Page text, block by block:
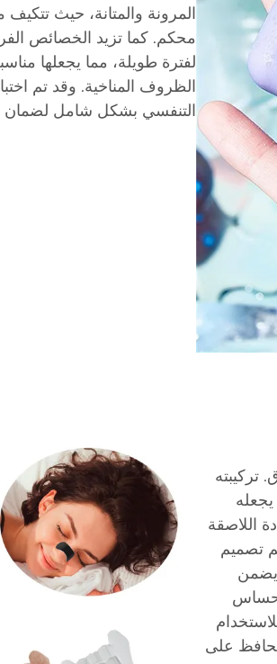
المرونة والمتانة، حيث
محكم. كما تزيد الخصائص
لفترة طويلة، مما يجعلها
الظروف المناخية. وقد تم
التنفسي بشكل شامل لضمان
تركيبته
اللاصقة
تصميم
يضمن
إحساس
على